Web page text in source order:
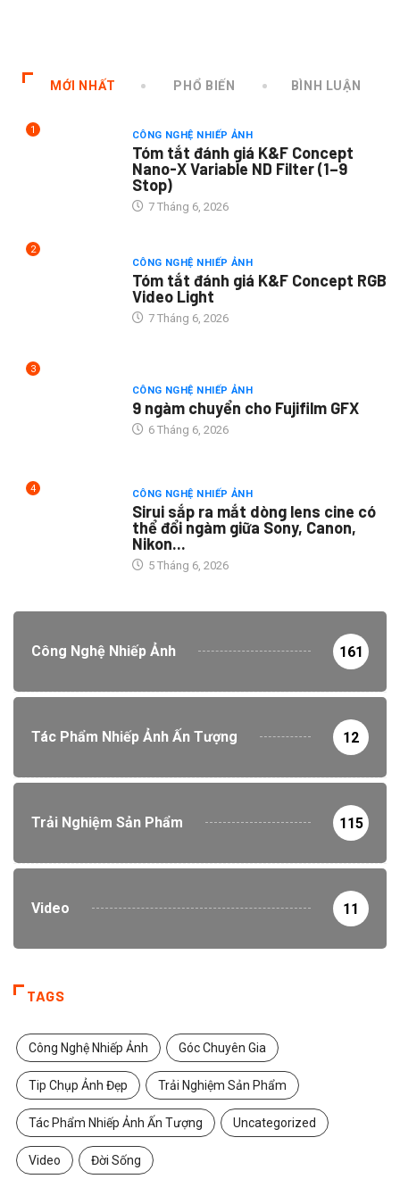
MỚI NHẤT PHỔ BIẾN BÌNH LUẬN
1 CÔNG NGHỆ NHIẾP ẢNH
Tóm tắt đánh giá K&F Concept
Nano-X Variable ND Filter (1–9
Stop)
7 Tháng 6, 2026
2
CÔNG NGHỆ NHIẾP ẢNH
Tóm tắt đánh giá K&F Concept RGB
Video Light
7 Tháng 6, 2026
3
CÔNG NGHỆ NHIẾP ẢNH
9 ngàm chuyển cho Fujifilm GFX
6 Tháng 6, 2026
4 CÔNG NGHỆ NHIẾP ẢNH
Sirui sắp ra mắt dòng lens cine có
thể đổi ngàm giữa Sony, Canon,
Nikon...
5 Tháng 6, 2026
Công Nghệ Nhiếp Ảnh 161
Tác Phẩm Nhiếp Ảnh Ấn Tượng 12
Trải Nghiệm Sản Phẩm 115
Video 11
TAGS
Công Nghệ Nhiếp Ảnh Góc Chuyên Gia
Tip Chụp Ảnh Đẹp Trải Nghiệm Sản Phẩm
Tác Phẩm Nhiếp Ảnh Ấn Tượng Uncategorized
Video Đời Sống